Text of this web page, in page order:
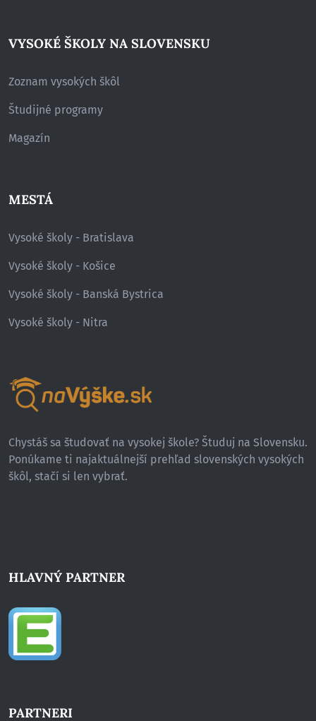
VYSOKÉ ŠKOLY NA SLOVENSKU
Zoznam vysokých škôl
Študijné programy
Magazín
MESTÁ
Vysoké školy - Bratislava
Vysoké školy - Košice
Vysoké školy - Banská Bystrica
Vysoké školy - Nitra
Chystáš sa študovať na vysokej škole? Študuj na Slovensku.
Ponúkame ti najaktuálnejší prehľad slovenských vysokých
škôl, stačí si len vybrať.
HLAVNÝ PARTNER
PARTNERI